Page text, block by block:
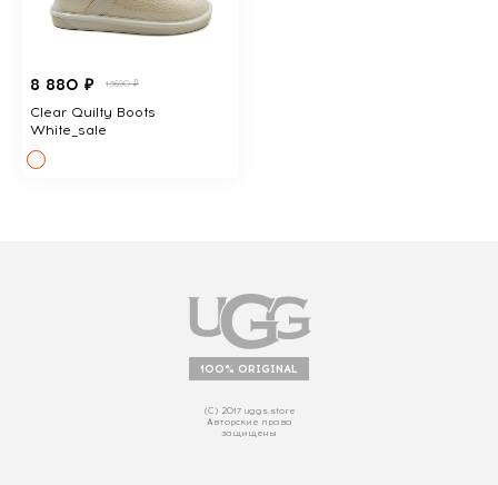
8 880 ₽ 13690 ₽
Clear Quilty Boots
White_sale
100% ORIGINAL
(С) 2017 uggs.store
Авторские права
защищены